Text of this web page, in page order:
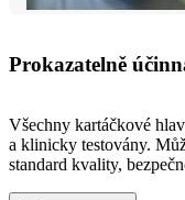
Prokazatelně
Všechny kartáčkové
a klinicky testovány.
standard kvality,